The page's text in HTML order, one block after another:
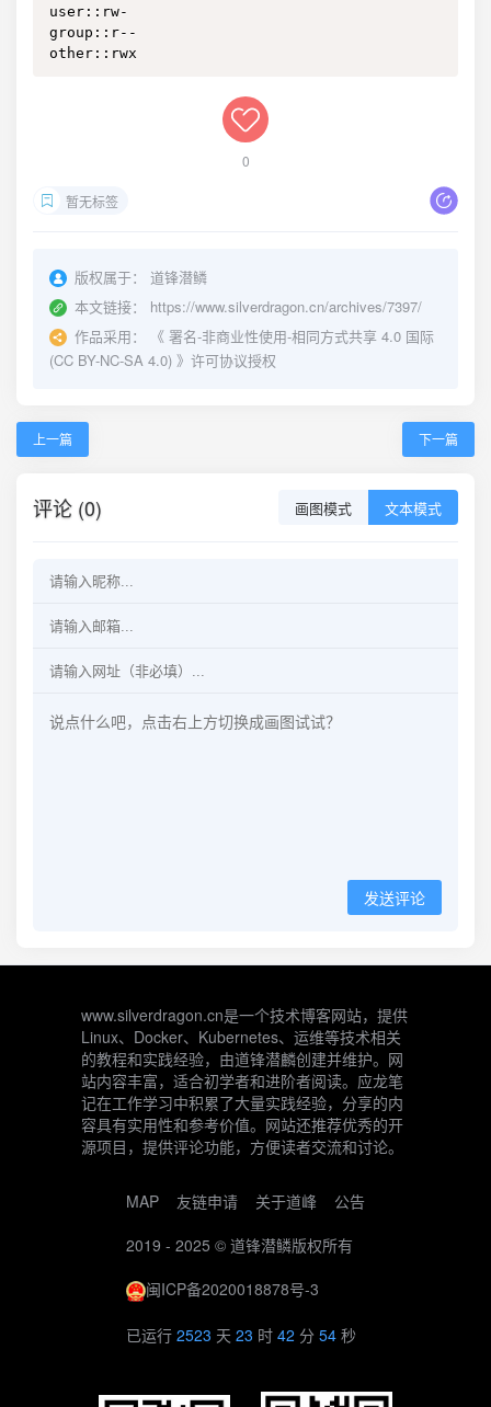
user::rw-
group::r--
other::rwx
0
暂无标签
版权属于：
道锋潜鳞
本文链接：
https://www.silverdragon.cn/archives/7397/
作品采用：
《 署名-非商业性使用-相同方式共享 4.0 国际
(CC BY-NC-SA 4.0) 》许可协议授权
上一篇 下一篇
评论 (0) 画图模式 文本模式
发送评论
www.silverdragon.cn是一个技术博客网站，提供
Linux、Docker、Kubernetes、运维等技术相关
的教程和实践经验，由道锋潜麟创建并维护。网
站内容丰富，适合初学者和进阶者阅读。应龙笔
记在工作学习中积累了大量实践经验，分享的内
容具有实用性和参考价值。网站还推荐优秀的开
源项目，提供评论功能，方便读者交流和讨论。
MAP 友链申请 关于道峰
公告
2019 - 2025 © 道锋潜鳞版权所有
闽ICP备2020018878号-3
已运行 2523 天 23 时 42 分 54 秒